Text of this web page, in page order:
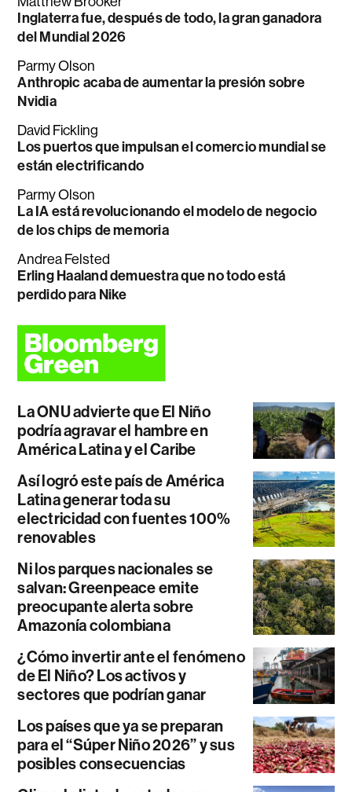
Inglaterra fue, después de todo, la gran ganadora
del Mundial 2026
Parmy Olson
Anthropic acaba de aumentar la presión sobre
Nvidia
David Fickling
Los puertos que impulsan el comercio mundial se
están electrificando
Parmy Olson
La IA está revolucionando el modelo de negocio
de los chips de memoria
Andrea Felsted
Erling Haaland demuestra que no todo está
perdido para Nike
La ONU advierte que El Niño
podría agravar el hambre en
América Latina y el Caribe
Así logró este país de América
Latina generar toda su
electricidad con fuentes 100%
renovables
Ni los parques nacionales se
salvan: Greenpeace emite
preocupante alerta sobre
Amazonía colombiana
¿Cómo invertir ante el fenómeno
de El Niño? Los activos y
sectores que podrían ganar
Los países que ya se preparan
para el “Súper Niño 2026” y sus
posibles consecuencias